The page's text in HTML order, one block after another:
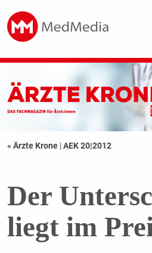
« Ärzte Krone |AEK 20|2012
Der
liegt im